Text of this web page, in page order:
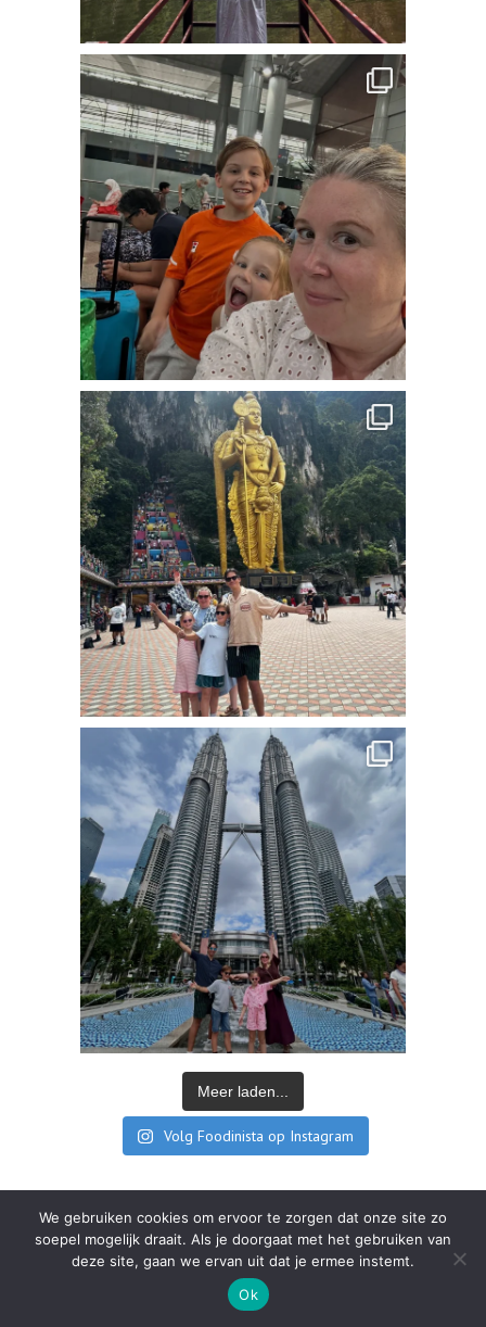
Meer laden...
Volg Foodinista op Instagram
CATEGORIËN
We gebruiken cookies om ervoor te zorgen dat onze site zo
soepel mogelijk draait. Als je doorgaat met het gebruiken van
deze site, gaan we ervan uit dat je ermee instemt.
Ok